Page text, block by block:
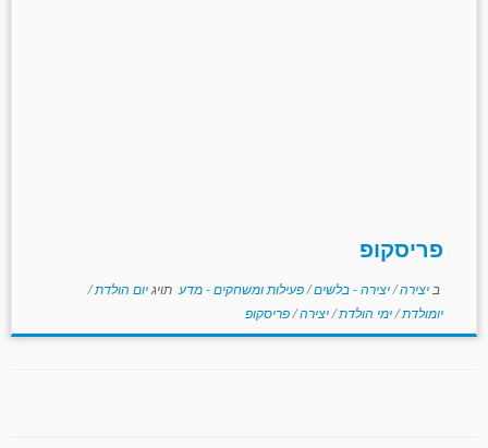
פריסקופ
ב יצירה/יצירה - בלשים/פעילות ומשחקים - מדע תויגיום הולדת/
יומולדת/ימי הולדת/יצירה/פריסקופ